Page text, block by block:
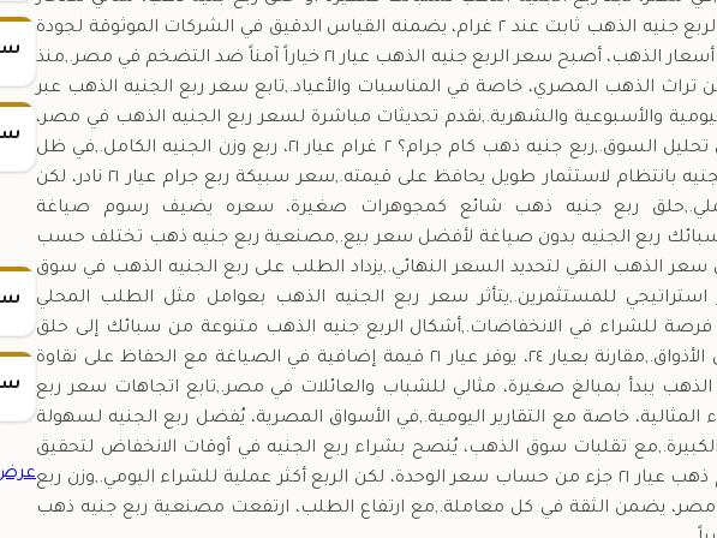
اليومي والشراء المنتظم.,وزن الربع جنيه الذهب ثابت عند ٢ غرام، يضمنه القياس الدقيق في الشركات الموثوقة لجودة
عالية.,مع الارتفاعات الأخيرة في أسعار الذهب، أصبح سعر الربع جنيه الذهب عيار ٢١ خياراً آمناً ضد التضخم في مصر.,منذ
تراث الذهب المصري، خاصة في المناسبات والأعياد.,تابع سعر ربع الجنيه الذهب عبر
اليومية والأسبوعية والشهرية.,نقدم تحديثات مباشرة لسعر ربع الجنيه الذهب في مصر،
مع نصائح شراء ذكية بناءً على تحليل السوق.,ربع جنيه ذهب كام جرام؟ ٢ غرام عيار ٢١، ربع وزن الجنيه الكامل.,في ظل
الاقتصاد المتقلب، اشترِ ربع الجنيه بانتظام لاستثمار طويل يحافظ على قيمته.,سعر سبيكة ربع جرام عيار ٢١ نادر، لكن
غرام بديل عملي.,حلق ربع جنيه ذهب شائع كمجوهرات صغيرة، سعره يضيف رسوم صياغة
سبائك ربع الجنيه بدون صياغة لأفضل سعر بيع.,مصنعية ربع جنيه ذهب تختلف حسب
الذهب النقي لتحديد السعر النهائي.,يزداد الطلب على ربع الجنيه الذهب في سوق
استراتيجي للمستثمرين.,يتأثر سعر ربع الجنيه الذهب بعوامل مثل الطلب المحلي
فرصة للشراء في الانخفاضات.,أشكال الربع جنيه الذهب متنوعة من سبائك إلى حلق
ومجوهرات صغيرة، تناسب كل الأذواق.,مقارنة بعيار ٢٤، يوفر عيار ٢١ قيمة إضافية في الصياغة مع الحفاظ على نقاوة
الذهب يبدأ بمبالغ صغيرة، مثالي للشباب والعائلات في مصر.,تابع اتجاهات سعر ربع
خاصة مع التقارير اليومية.,في الأسواق المصرية، يُفضل ربع الجنيه لسهولة
الكبيرة.,مع تقلبات سوق الذهب، يُنصح بشراء ربع الجنيه في أوقات الانخفاض لتحقيق
أرباح مستقبلية.,سعر ربع جرام ذهب عيار ٢١ جزء من حساب سعر الوحدة، لكن الربع أكثر عملية للشراء اليومي.,وزن ربع
مصر، يضمن الثقة في كل معاملة.,مع ارتفاع الطلب، ارتفعت مصنعية ربع جنيه ذهب
عرض